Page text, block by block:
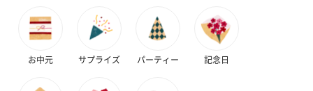
お中元 サプライズ パーティー 記念日